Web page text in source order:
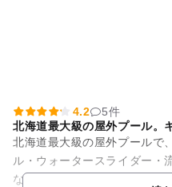
4.2
5件
北海道最大級の屋外プール。
北海道最大級の屋外プールで
ル・ウォータースライダー・
な種類があり、シーズン中は